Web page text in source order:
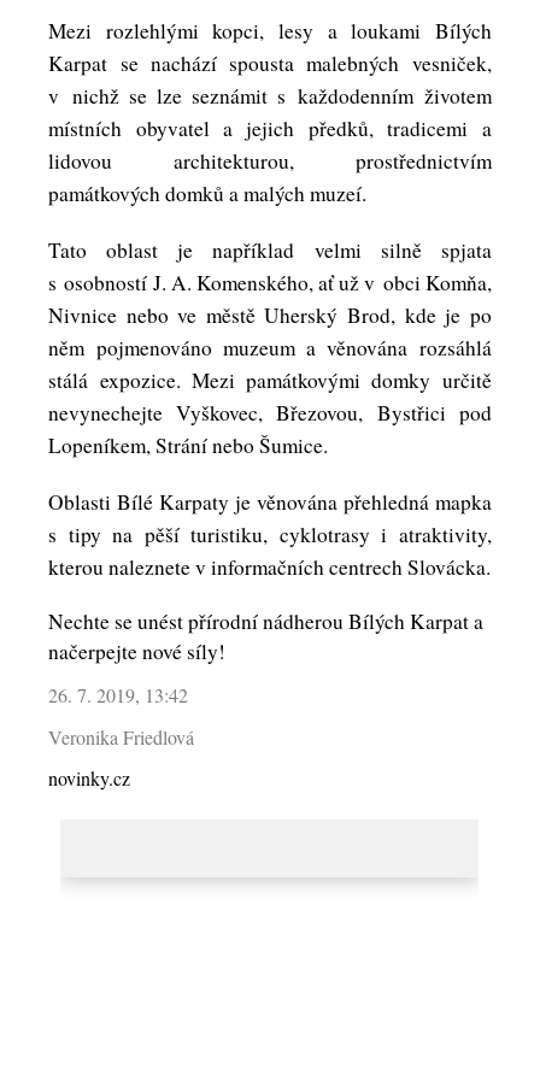
Mezi rozlehlými kopci, lesy a loukami Bílých
Karpat se nachází spousta malebných vesniček,
v nichž se lze seznámit s každodenním životem
místních obyvatel a jejich předků, tradicemi a
lidovou architekturou, prostřednictvím
památkových domků a malých muzeí.
Tato oblast je například velmi silně spjata
s osobností J. A. Komenského, ať už v obci Komňa,
Nivnice nebo ve městě Uherský Brod, kde je po
něm pojmenováno muzeum a věnována rozsáhlá
stálá expozice. Mezi památkovými domky určitě
nevynechejte Vyškovec, Březovou, Bystřici pod
Lopeníkem, Strání nebo Šumice.
Oblasti Bílé Karpaty je věnována přehledná mapka
s tipy na pěší turistiku, cyklotrasy i atraktivity,
kterou naleznete v informačních centrech Slovácka.
Nechte se unést přírodní nádherou Bílých Karpat a
načerpejte nové síly!
26. 7. 2019, 13:42
Veronika Friedlová
novinky.cz